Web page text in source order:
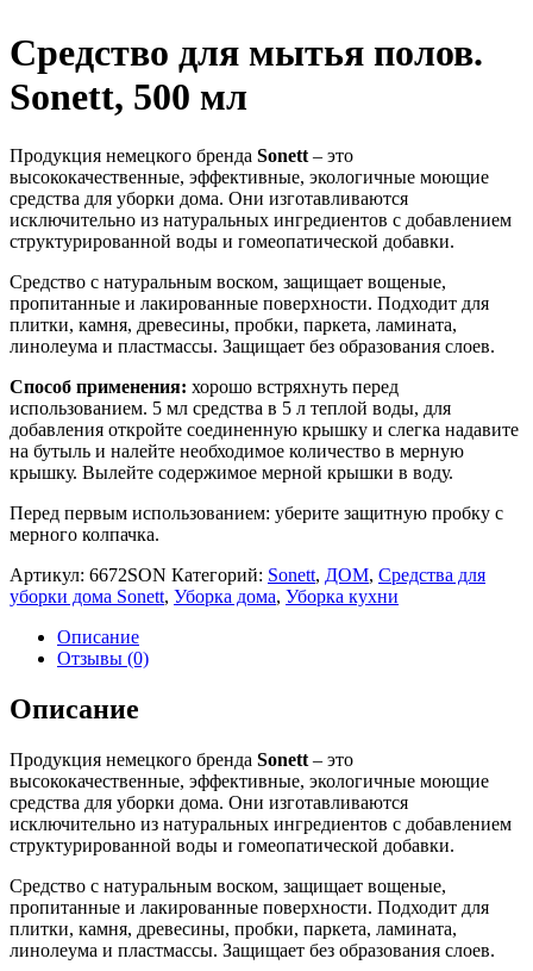
Средство для мытья полов.
Sonett, 500 мл
Продукция немецкого бренда Sonett – это
высококачественные, эффективные, экологичные моющие
средства для уборки дома. Они изготавливаются
исключительно из натуральных ингредиентов с добавлением
структурированной воды и гомеопатической добавки.
Средство с натуральным воском, защищает вощеные,
пропитанные и лакированные поверхности. Подходит для
плитки, камня, древесины, пробки, паркета, ламината,
линолеума и пластмассы. Защищает без образования слоев.
Способ применения: хорошо встряхнуть перед
использованием. 5 мл средства в 5 л теплой воды, для
добавления откройте соединенную крышку и слегка надавите
на бутыль и налейте необходимое количество в мерную
крышку. Вылейте содержимое мерной крышки в воду.
Перед первым использованием: уберите защитную пробку с
мерного колпачка.
Артикул: 6672SON Категорий: Sonett, ДОМ, Средства для
уборки дома Sonett, Уборка дома, Уборка кухни
Описание
Отзывы (0)
Описание
Продукция немецкого бренда Sonett – это
высококачественные, эффективные, экологичные моющие
средства для уборки дома. Они изготавливаются
исключительно из натуральных ингредиентов с добавлением
структурированной воды и гомеопатической добавки.
Средство с натуральным воском, защищает вощеные,
пропитанные и лакированные поверхности. Подходит для
плитки, камня, древесины, пробки, паркета, ламината,
линолеума и пластмассы. Защищает без образования слоев.